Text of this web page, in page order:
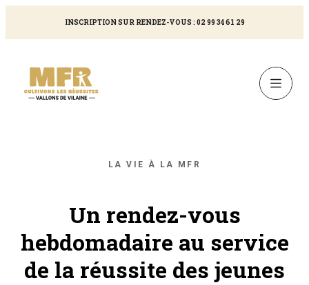
INSCRIPTION SUR RENDEZ-VOUS : 02 99 34 61 29
LA VIE À LA MFR
Un rendez-vous
hebdomadaire au service
de la réussite des jeunes